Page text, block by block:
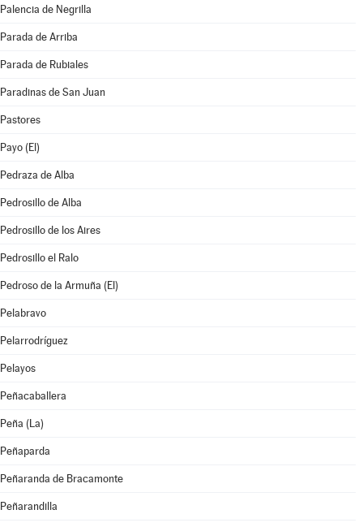
Palencia de Negrilla
Parada de Arriba
Parada de Rubiales
Paradinas de San Juan
Pastores
Payo (El)
Pedraza de Alba
Pedrosillo de Alba
Pedrosillo de los Aires
Pedrosillo el Ralo
Pedroso de la Armuña (El)
Pelabravo
Pelarrodríguez
Pelayos
Peñacaballera
Peña (La)
Peñaparda
Peñaranda de Bracamonte
Peñarandilla